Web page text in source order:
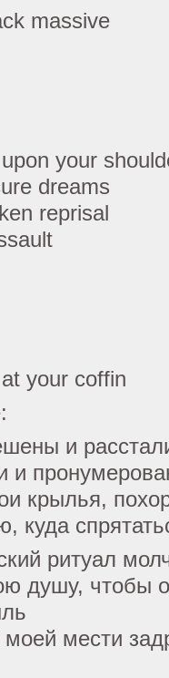
massive
your
dreams
reprisal
your coffin
и
и
крылья,
куда
ритуал
душу, чтобы
моей мести